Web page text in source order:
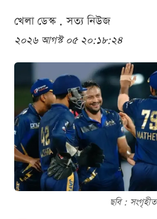
খেলা ডেস্ক . সত্য নিউজ
২০২৬ আগস্ট ০৫ ২০:১৮:২৪
ছবি : সংগৃহীত